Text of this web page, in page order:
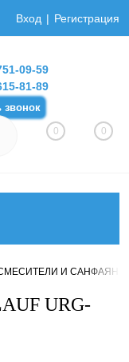
Вход Регистрация
09-59
81-89
звонок
0 0
И САНФАЯНС
URG-